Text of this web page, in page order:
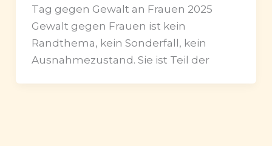
Tag gegen Gewalt an Frauen 2025
Gewalt gegen Frauen ist kein
Randthema, kein Sonderfall, kein
Ausnahmezustand. Sie ist Teil der